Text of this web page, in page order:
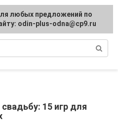
традиции
15 игр для
любых предложений по
odin-plus-odna@cp9.ru